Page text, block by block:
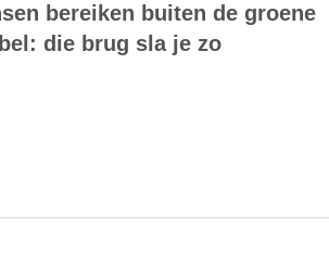
bereiken buiten de groene
die brug sla je zo